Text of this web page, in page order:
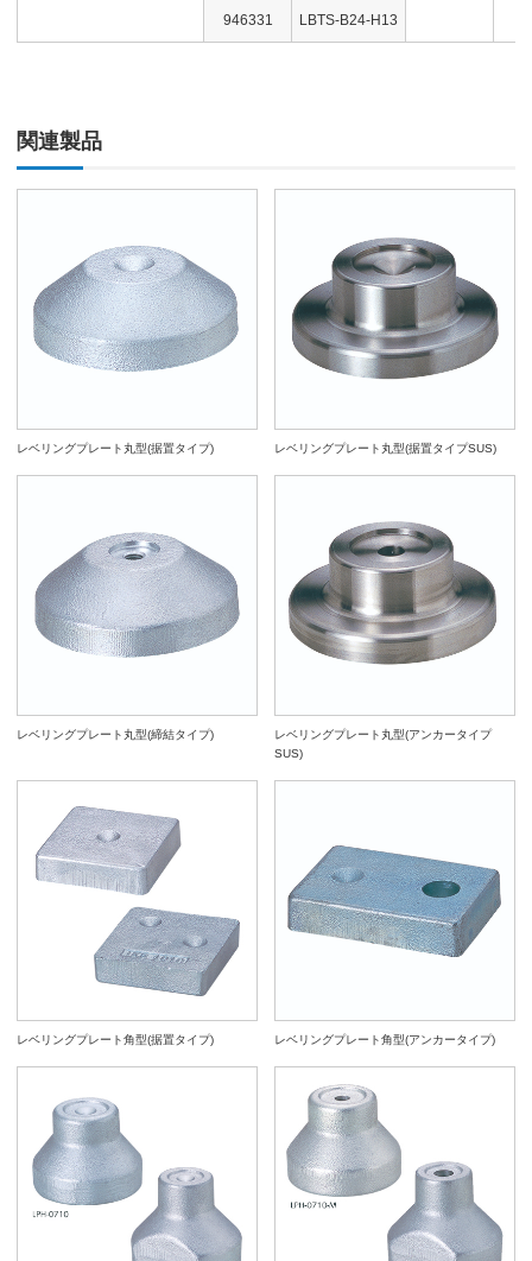
946331 LBTS-B24-H13
関連製品
レベリングプレート丸型(据置タイプ) レベリングプレート丸型(据置タイプSUS)
レベリングプレート丸型(締結タイプ)
レベリングプレート丸型(アンカータイプ
SUS)
レベリングプレート角型(据置タイプ) レベリングプレート角型(アンカータイプ)